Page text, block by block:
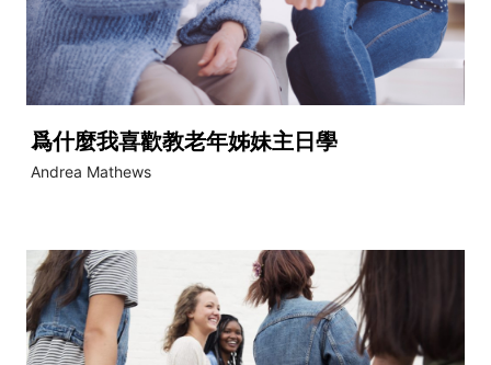
爲什麼我喜歡教老年姊妹主日學
Andrea Mathews